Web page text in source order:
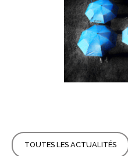
TOUTES LES ACTUALITÉS